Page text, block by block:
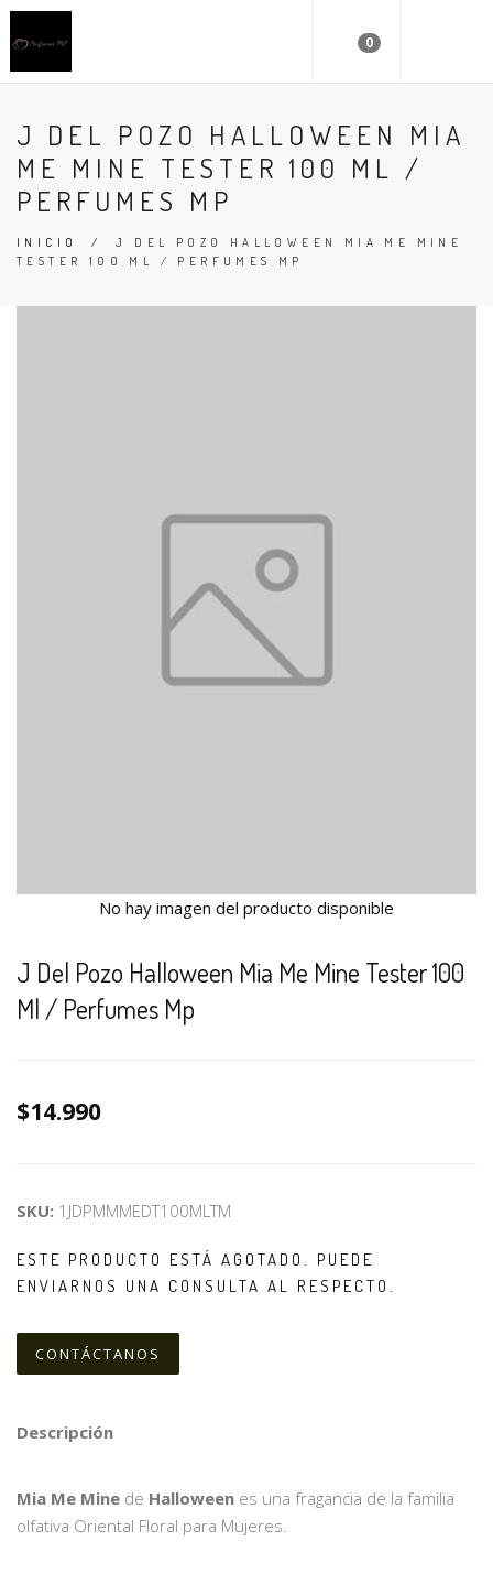
0
J DEL POZO HALLOWEEN MIA
ME MINE TESTER 100 ML /
PERFUMES MP
INICIO /J DEL POZO HALLOWEEN MIA ME MINE
TESTER 100 ML / PERFUMES MP
No hay imagen del producto disponible
J Del Pozo Halloween Mia Me Mine Tester 100
Ml / Perfumes Mp
$14.990
SKU: 1JDPMMMEDT100MLTM
ESTE PRODUCTO ESTÁ AGOTADO. PUEDE
ENVIARNOS UNA CONSULTA AL RESPECTO.
CONTÁCTANOS
Descripción
Mia Me Mine de Halloween es una fragancia de la familia
olfativa Oriental Floral para Mujeres.